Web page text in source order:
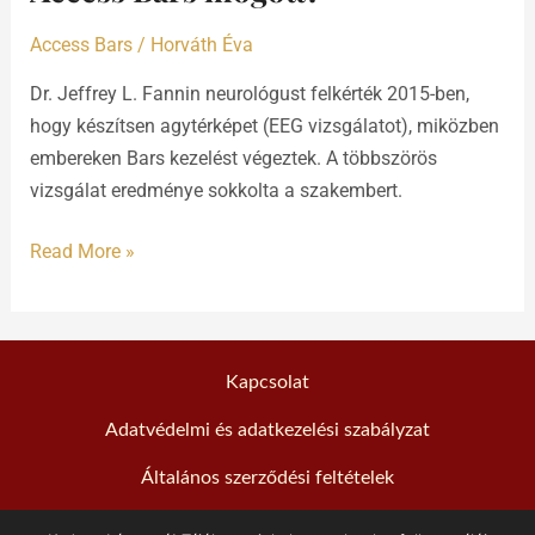
Access Bars/ Horváth Éva
Dr. Jeffrey L. Fannin neurológust felkérték 2015-ben,
hogy készítsen agytérképet (EEG vizsgálatot), miközben
embereken Bars kezelést végeztek. A többszörös
vizsgálat eredménye sokkolta a szakembert.
Bars
Read More »
Kapcsolat
Adatvédelmi és adatkezelési szabályzat
Általános szerződési feltételek